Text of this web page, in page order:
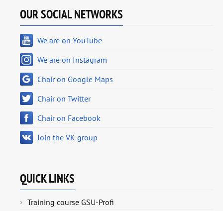
OUR SOCIAL NETWORKS
We are on YouTube
We are on Instagram
Chair on Google Maps
Chair on Twitter
Chair on Facebook
Join the VK group
QUICK LINKS
Training course GSU-Profi